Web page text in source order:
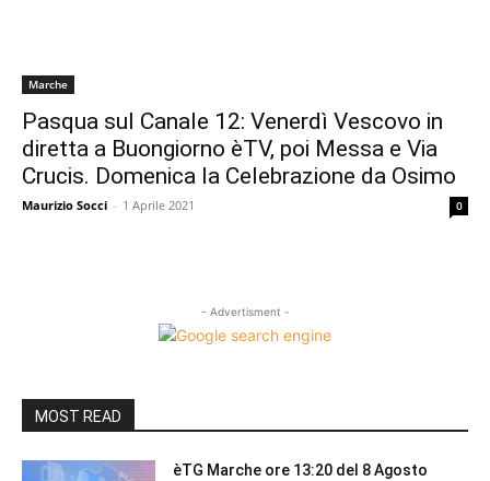
Marche
Pasqua sul Canale 12: Venerdì Vescovo in
diretta a Buongiorno èTV, poi Messa e Via
Crucis. Domenica la Celebrazione da Osimo
Maurizio Socci - 1 Aprile 2021 0
- Advertisment -
MOST READ
èTG Marche ore 13:20 del 8 Agosto